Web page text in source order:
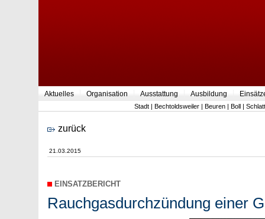
Aktuelles Organisation Ausstattung Ausbildung
Stadt | Bechtoldsweiler | Beuren | Boll | Schlatt
zurück
21.03.2015
EINSATZBERICHT
Rauchgasdurchzündung einer